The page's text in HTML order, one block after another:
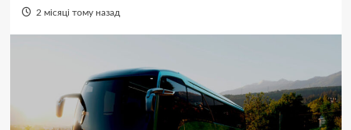
2 місяці тому назад